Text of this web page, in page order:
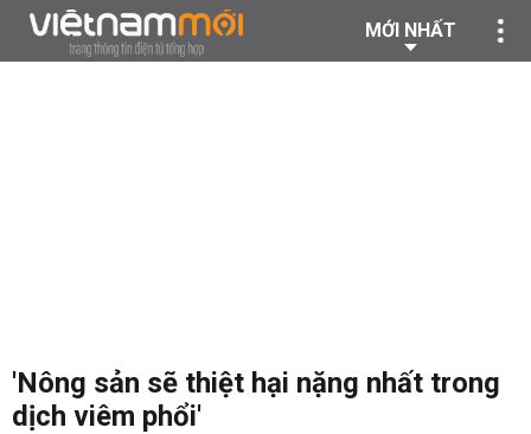
MỚI NHẤT
'Nông sản sẽ thiệt hại nặng nhất trong
dịch viêm phổi'